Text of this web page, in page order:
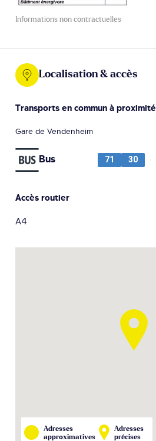
Informations non contractuelles
Localisation & accès
Transports en commun à proximité
Gare de Vendenheim
Bus 71 30
Accès routier
A4
Adresses
approximatives
Adresses
précises